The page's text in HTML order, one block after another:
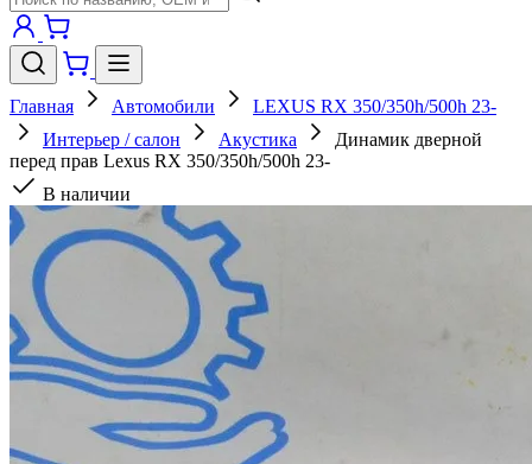
Главная Автомобили
LEXUS RX 350/350h/500h 23-
Интерьер / салон
Акустика
Динамик дверной
перед прав Lexus RX 350/350h/500h 23-
В наличии